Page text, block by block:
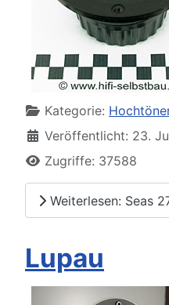
Kategorie:
Veröffentlicht: 23.
Zugriffe: 37588
Weiterlesen: Seas
Lupau